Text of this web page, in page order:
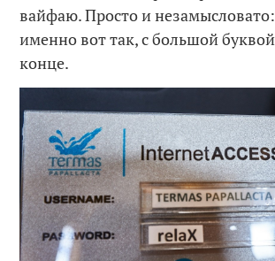
вайфаю. Просто и
именно вот так, с большой буквой
конце.